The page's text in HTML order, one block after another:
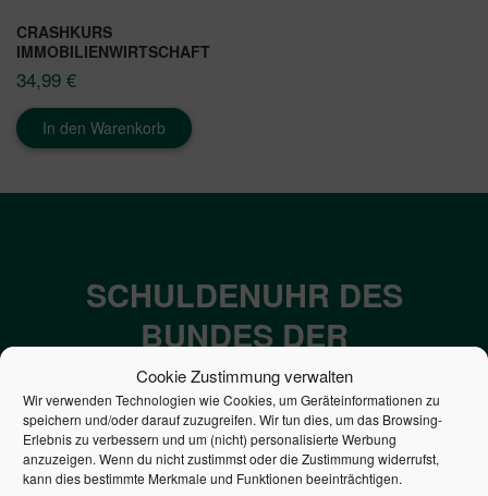
Cookie Zustimmung verwalten
Wir verwenden Technologien wie Cookies, um Geräteinformationen zu
speichern und/oder darauf zuzugreifen. Wir tun dies, um das Browsing-
Erlebnis zu verbessern und um (nicht) personalisierte Werbung
anzuzeigen. Wenn du nicht zustimmst oder die Zustimmung widerrufst,
kann dies bestimmte Merkmale und Funktionen beeinträchtigen.
CRASHKURS
IMMOBILIENWIRTSCHAFT
34,99 €
In den Warenkorb
SCHULDENUHR DES
BUNDES DER
STEUERZAHLER
7,052€
NEUVERSCHULDUNG